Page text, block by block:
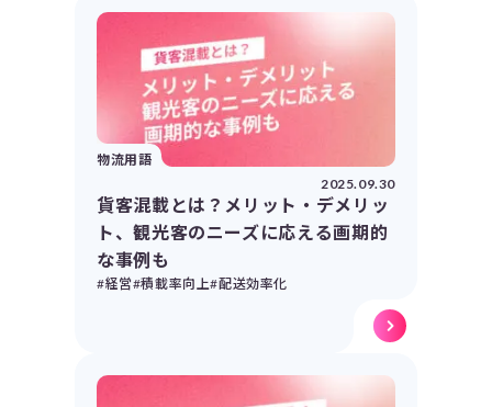
物流用語
2025.09.30
貨客混載とは？メリット・デメリッ
ト、観光客のニーズに応える画期的
な事例も
#経営#積載率向上#配送効率化